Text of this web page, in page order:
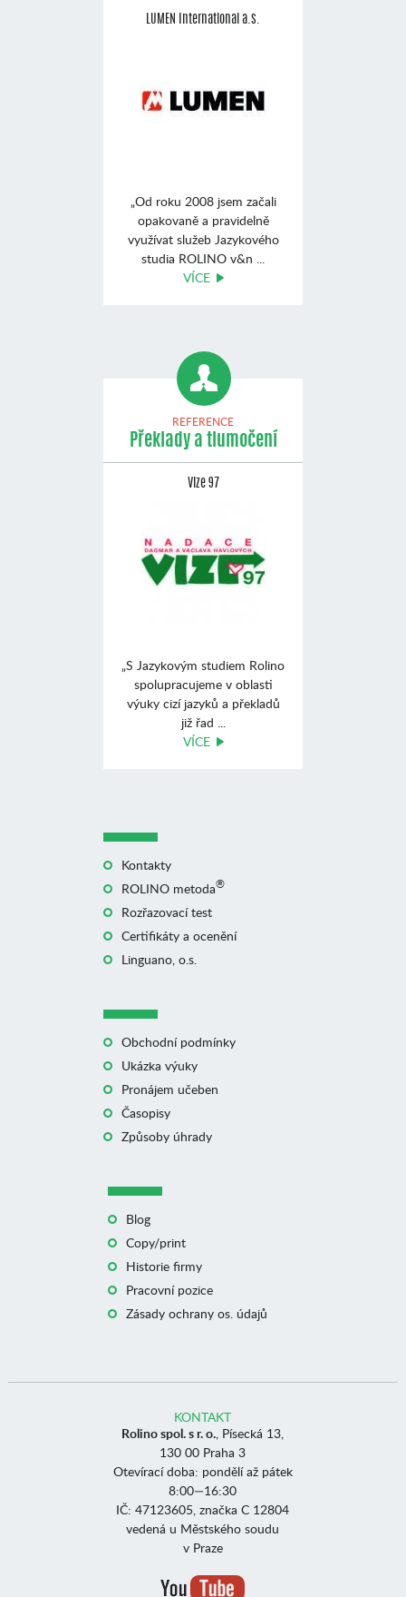
LUMEN International a.s.
„Od roku 2008 jsem začali
opakovaně a pravidelně
využívat služeb Jazykového
studia ROLINO v&n ...
VÍCE
REFERENCE
Překlady a tlumočení
Vize 97
„S Jazykovým studiem Rolino
spolupracujeme v oblasti
výuky cizí jazyků a překladů
již řad ...
VÍCE
Kontakty
ROLINO metoda®
Rozřazovací test
Certifikáty a ocenění
Linguano, o.s.
Obchodní podmínky
Ukázka výuky
Pronájem učeben
Časopisy
Způsoby úhrady
Blog
Copy/print
Historie firmy
Pracovní pozice
Zásady ochrany os. údajů
KONTAKT
Rolino spol. s r. o., Písecká 13,
130 00 Praha 3
Otevírací doba: pondělí až pátek
8:00—16:30
IČ: 47123605, značka C 12804
vedená u Městského soudu
v Praze